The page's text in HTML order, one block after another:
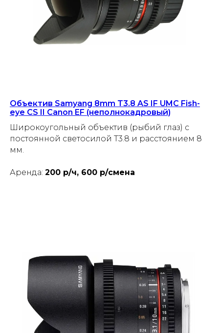
Объектив Samyang 8mm T3.8 AS IF UMC Fish-
eye CS II Canon EF (неполнокадровый)
Широкоугольный объектив (рыбий глаз) с
постоянной светосилой T3.8 и расстоянием 8
мм.
Аренда: 200 р/ч, 600 р/смена